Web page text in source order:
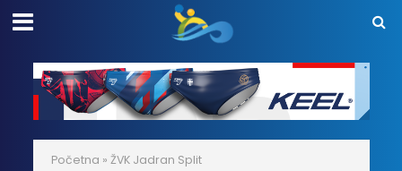
Početna » ŽVK Jadran Split